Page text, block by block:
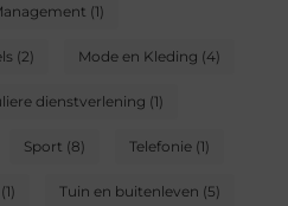
(1)
(2) Mode en Kleding (4)
dienstverlening (1)
Sport (8) Telefonie (1)
(1) Tuin en buitenleven (5)